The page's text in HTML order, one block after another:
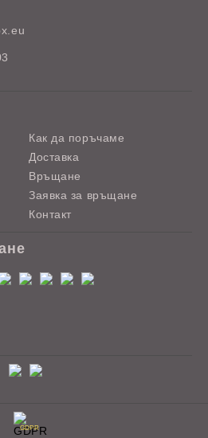
Как да поръчаме
Доставка
Връщане
Заявка за връщане
Контакт
GDPR